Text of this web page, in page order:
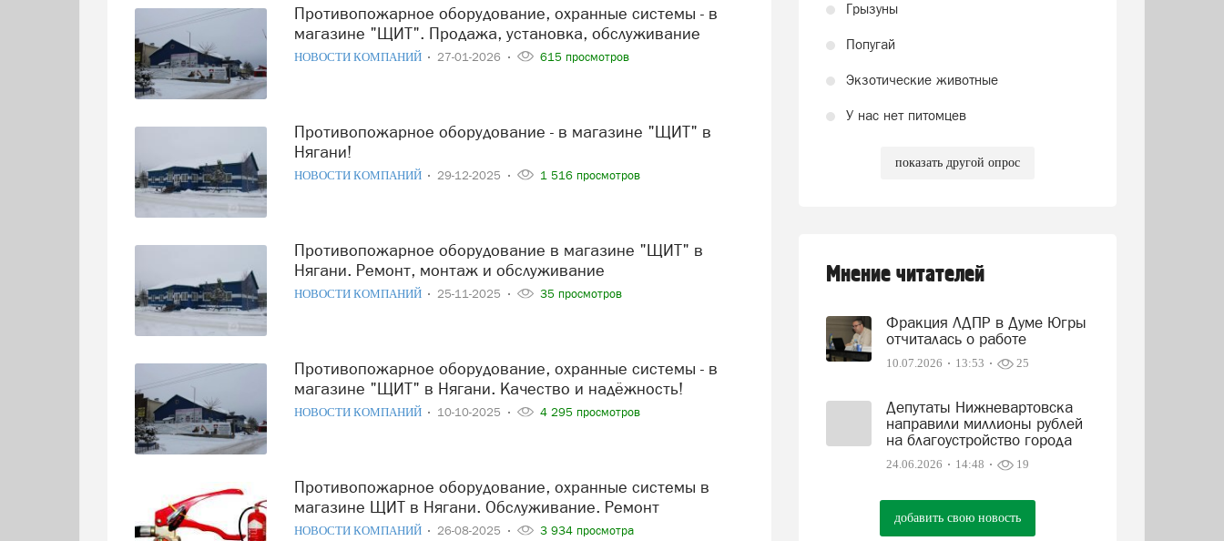
Противопожарное оборудование, охранные системы - в
магазине "ЩИТ". Продажа, установка, обслуживание
НОВОСТИ КОМПАНИЙ 27-01-2026 615 просмотров
Противопожарное оборудование - в магазине "ЩИТ" в
Нягани!
НОВОСТИ КОМПАНИЙ 29-12-2025 1 516 просмотров
Противопожарное оборудование в магазине "ЩИТ" в
Нягани. Ремонт, монтаж и обслуживание
НОВОСТИ КОМПАНИЙ 25-11-2025 35 просмотров
Противопожарное оборудование, охранные системы - в
магазине "ЩИТ" в Нягани. Качество и надёжность!
НОВОСТИ КОМПАНИЙ 10-10-2025 4 295 просмотров
Противопожарное оборудование, охранные системы в
магазине ЩИТ в Нягани. Обслуживание. Ремонт
НОВОСТИ КОМПАНИЙ 26-08-2025 3 934 просмотра
Грызуны
Попугай
Экзотические животные
У нас нет питомцев
показать другой опрос
Мнение читателей
Фракция ЛДПР в Думе Югры
отчиталась о работе
10.07.2026 13:53 25
Депутаты Нижневартовска
направили миллионы рублей
на благоустройство города
24.06.2026 14:48 19
добавить свою новость